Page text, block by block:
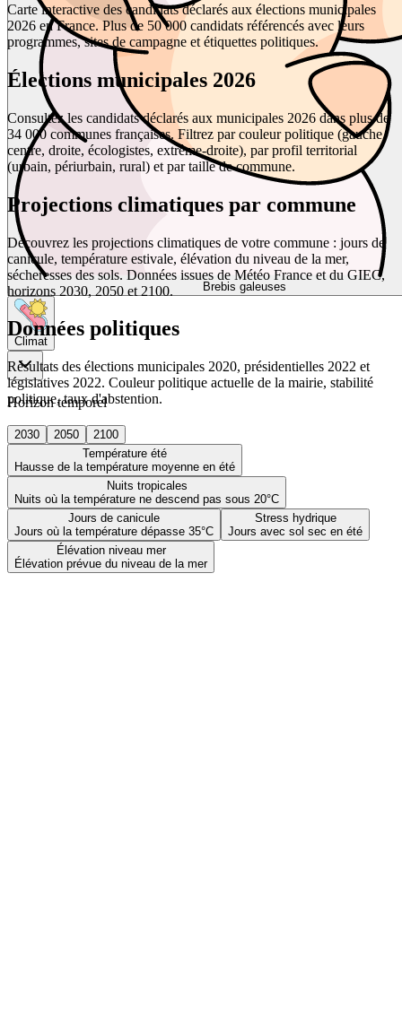
Brebis galeuses
Climat
Horizon temporel
2030 2050
2100
Température été
Hausse de la température moyenne en été
Nuits tropicales
Nuits où la température ne descend pas sous 20°C
Jours de canicule
Jours où la température dépasse 35°C
Stress hydrique
Jours avec sol sec en été
Élévation niveau mer
Élévation prévue du niveau de la mer
Carte interactive des candidats déclarés aux élections municipales
2026 en France. Plus de 50 000 candidats référencés avec leurs
programmes, sites de campagne et étiquettes politiques.
Élections municipales 2026
Consultez les candidats déclarés aux municipales 2026 dans plus de
34 000 communes françaises. Filtrez par couleur politique (gauche,
centre, droite, écologistes, extrême-droite), par profil territorial
(urbain, périurbain, rural) et par taille de commune.
Projections climatiques par commune
Découvrez les projections climatiques de votre commune : jours de
canicule, température estivale, élévation du niveau de la mer,
sécheresses des sols. Données issues de Météo France et du GIEC,
horizons 2030, 2050 et 2100.
Données politiques
Résultats des élections municipales 2020, présidentielles 2022 et
législatives 2022. Couleur politique actuelle de la mairie, stabilité
politique, taux d'abstention.